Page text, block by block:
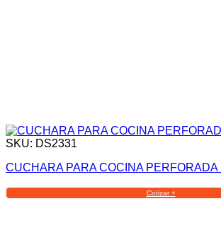
SKU: DS2331
CUCHARA PARA COCINA PERFORADA
Cotizar +